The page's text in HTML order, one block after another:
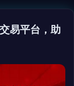
易平台，助